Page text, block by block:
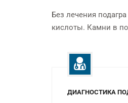
Без лечения
кислоты. Камни в
ДИАГНОСТИКА